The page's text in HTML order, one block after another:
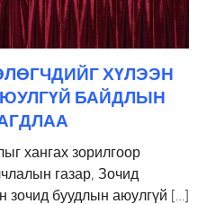
ХҮЛЭЭН
БАЙДЛЫН
хангах зорилгоор
газар, Зочид
зочид буудлын аюулгүй […]